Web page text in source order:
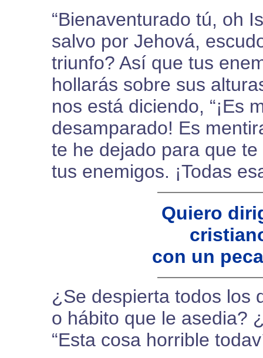
“Bienaventurado tú, oh
salvo por Jehová,
triunfo? Así que tus
hollarás sobre sus
nos está diciendo, “¡Es
desamparado! Es
te he dejado para que
tus enemigos. ¡Todas
Quiero
con un
¿Se despierta todos los
o hábito que le asedia?
“Esta cosa horrible